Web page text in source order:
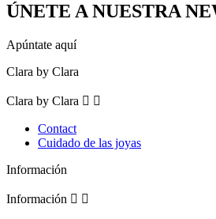
ÚNETE A NUESTRA
Apúntate aquí
Clara by Clara
Clara by Clara  
Contact
Cuidado de las joyas
Información
Información  